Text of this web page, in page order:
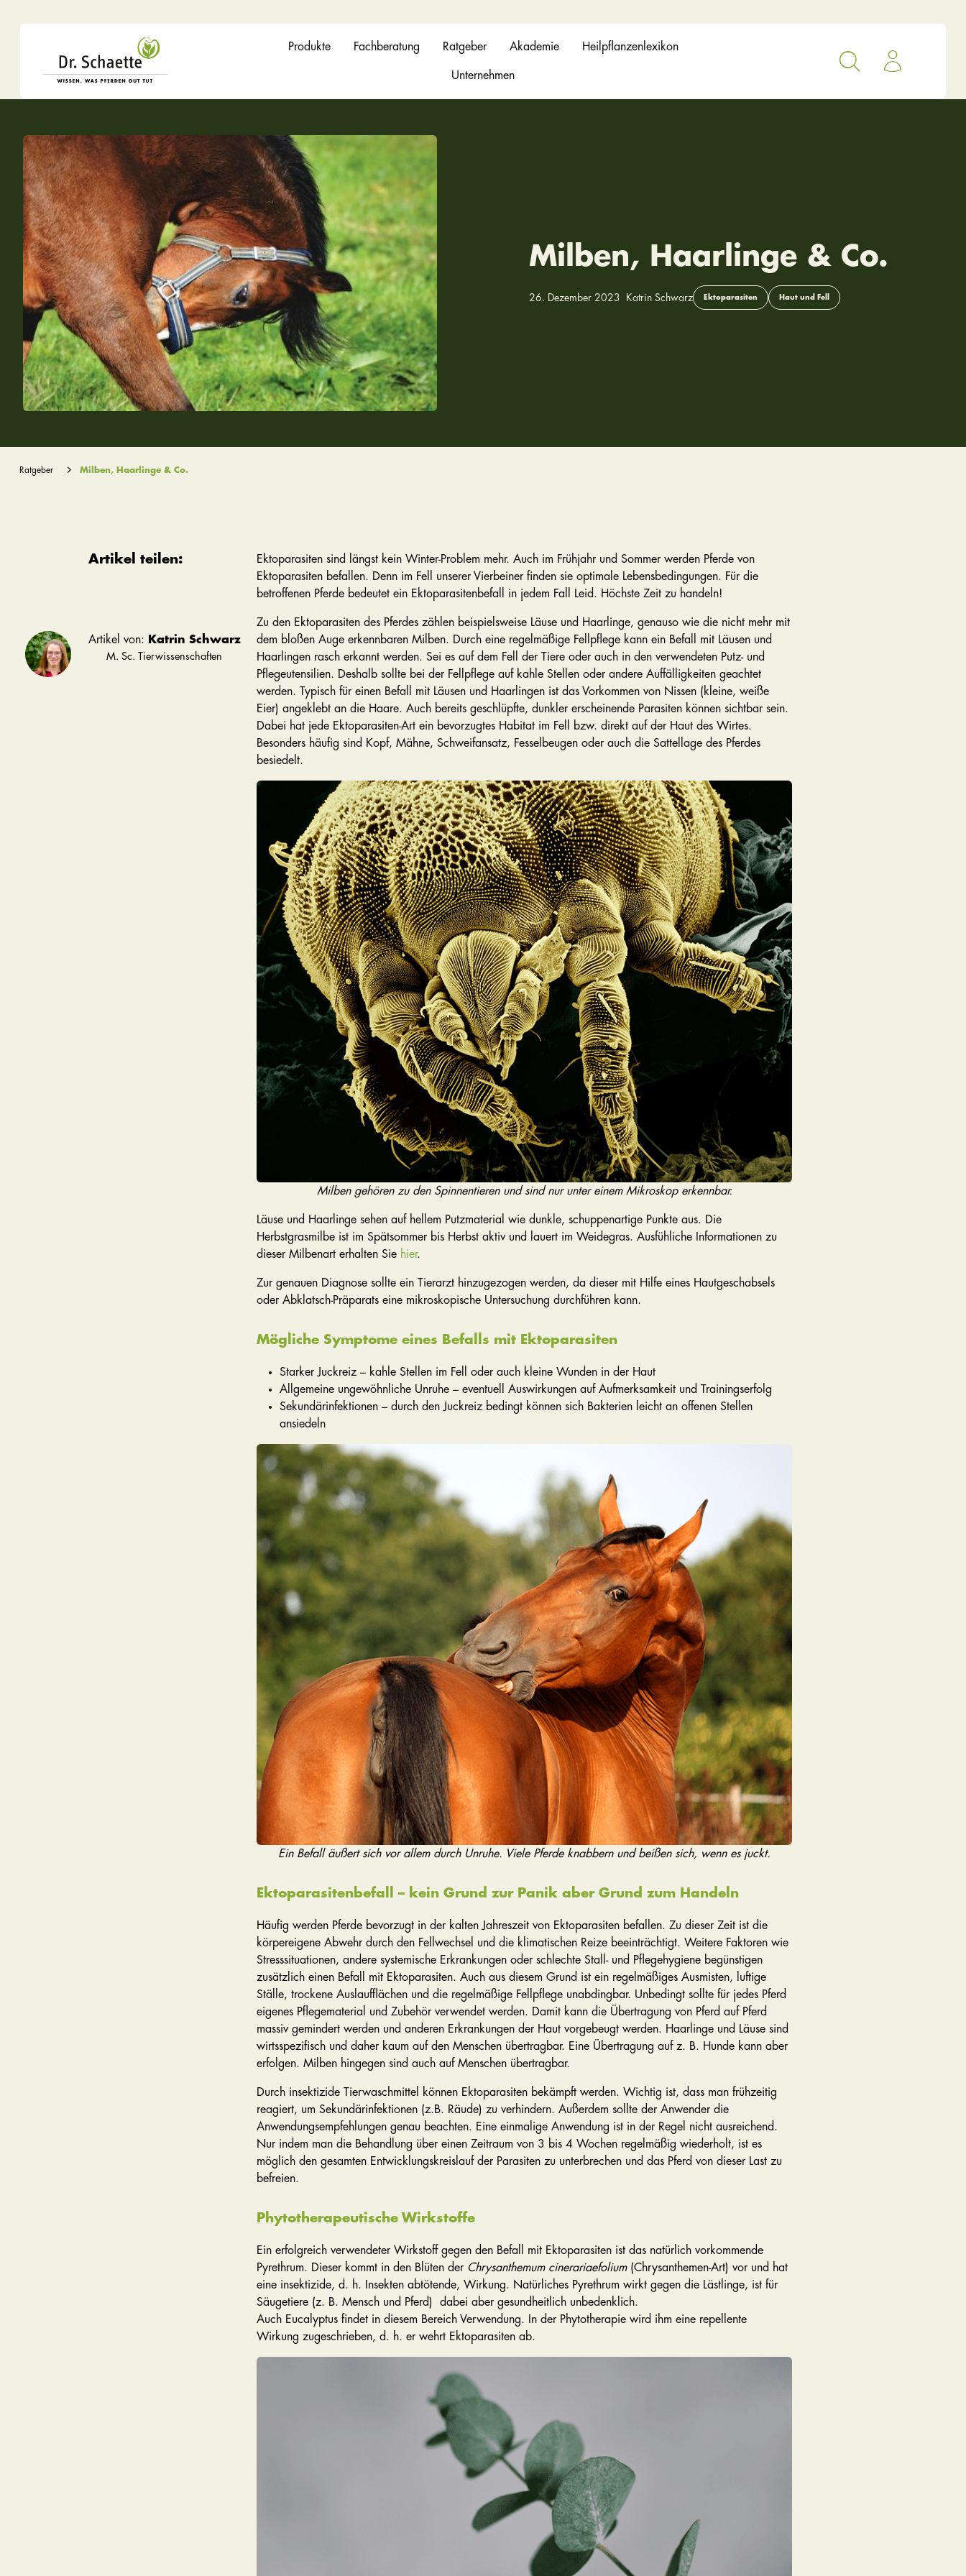
Produkte Fachberatung Ratgeber Akademie Heilpflanzenlexikon
Unternehmen
Milben, Haarlinge & Co.
26. Dezember 2023 Katrin Schwarz Ektoparasiten Haut und Fell
Ratgeber Milben, Haarlinge & Co.
Artikel teilen:
Artikel von: Katrin Schwarz
M. Sc. Tierwissenschaften
Ektoparasiten sind längst kein Winter-Problem mehr. Auch im Frühjahr und Sommer werden Pferde von
Ektoparasiten befallen. Denn im Fell unserer Vierbeiner finden sie optimale Lebensbedingungen. Für die
betroffenen Pferde bedeutet ein Ektoparasitenbefall in jedem Fall Leid. Höchste Zeit zu handeln!
Zu den Ektoparasiten des Pferdes zählen beispielsweise Läuse und Haarlinge, genauso wie die nicht mehr mit
dem bloßen Auge erkennbaren Milben. Durch eine regelmäßige Fellpflege kann ein Befall mit Läusen und
Haarlingen rasch erkannt werden. Sei es auf dem Fell der Tiere oder auch in den verwendeten Putz- und
Pflegeutensilien. Deshalb sollte bei der Fellpflege auf kahle Stellen oder andere Auffälligkeiten geachtet
werden. Typisch für einen Befall mit Läusen und Haarlingen ist das Vorkommen von Nissen (kleine, weiße
Eier) angeklebt an die Haare. Auch bereits geschlüpfte, dunkler erscheinende Parasiten können sichtbar sein.
Dabei hat jede Ektoparasiten-Art ein bevorzugtes Habitat im Fell bzw. direkt auf der Haut des Wirtes.
Besonders häufig sind Kopf, Mähne, Schweifansatz, Fesselbeugen oder auch die Sattellage des Pferdes
besiedelt.
Milben gehören zu den Spinnentieren und sind nur unter einem Mikroskop erkennbar.
Läuse und Haarlinge sehen auf hellem Putzmaterial wie dunkle, schuppenartige Punkte aus. Die
Herbstgrasmilbe ist im Spätsommer bis Herbst aktiv und lauert im Weidegras. Ausfühliche Informationen zu
dieser Milbenart erhalten Sie hier.
Zur genauen Diagnose sollte ein Tierarzt hinzugezogen werden, da dieser mit Hilfe eines Hautgeschabsels
oder Abklatsch-Präparats eine mikroskopische Untersuchung durchführen kann.
Mögliche Symptome eines Befalls mit Ektoparasiten
Starker Juckreiz – kahle Stellen im Fell oder auch kleine Wunden in der Haut
Allgemeine ungewöhnliche Unruhe – eventuell Auswirkungen auf Aufmerksamkeit und Trainingserfolg
Sekundärinfektionen – durch den Juckreiz bedingt können sich Bakterien leicht an offenen Stellen
ansiedeln
Ein Befall äußert sich vor allem durch Unruhe. Viele Pferde knabbern und beißen sich, wenn es juckt.
Ektoparasitenbefall – kein Grund zur Panik aber Grund zum Handeln
Häufig werden Pferde bevorzugt in der kalten Jahreszeit von Ektoparasiten befallen. Zu dieser Zeit ist die
körpereigene Abwehr durch den Fellwechsel und die klimatischen Reize beeinträchtigt. Weitere Faktoren wie
Stresssituationen, andere systemische Erkrankungen oder schlechte Stall- und Pflegehygiene begünstigen
zusätzlich einen Befall mit Ektoparasiten. Auch aus diesem Grund ist ein regelmäßiges Ausmisten, luftige
Ställe, trockene Auslaufflächen und die regelmäßige Fellpflege unabdingbar. Unbedingt sollte für jedes Pferd
eigenes Pflegematerial und Zubehör verwendet werden. Damit kann die Übertragung von Pferd auf Pferd
massiv gemindert werden und anderen Erkrankungen der Haut vorgebeugt werden. Haarlinge und Läuse sind
wirtsspezifisch und daher kaum auf den Menschen übertragbar. Eine Übertragung auf z. B. Hunde kann aber
erfolgen. Milben hingegen sind auch auf Menschen übertragbar.
Durch insektizide Tierwaschmittel können Ektoparasiten bekämpft werden. Wichtig ist, dass man frühzeitig
reagiert, um Sekundärinfektionen (z.B. Räude) zu verhindern. Außerdem sollte der Anwender die
Anwendungsempfehlungen genau beachten. Eine einmalige Anwendung ist in der Regel nicht ausreichend.
Nur indem man die Behandlung über einen Zeitraum von 3 bis 4 Wochen regelmäßig wiederholt, ist es
möglich den gesamten Entwicklungskreislauf der Parasiten zu unterbrechen und das Pferd von dieser Last zu
befreien.
Phytotherapeutische Wirkstoffe
Ein erfolgreich verwendeter Wirkstoff gegen den Befall mit Ektoparasiten ist das natürlich vorkommende
Pyrethrum. Dieser kommt in den Blüten der Chrysanthemum cinerariaefolium(Chrysanthemen-Art) vor und hat
eine insektizide, d. h. Insekten abtötende, Wirkung. Natürliches Pyrethrum wirkt gegen die Lästlinge, ist für
Säugetiere (z. B. Mensch und Pferd) dabei aber gesundheitlich unbedenklich.
Auch Eucalyptus findet in diesem Bereich Verwendung. In der Phytotherapie wird ihm eine repellente
Wirkung zugeschrieben, d. h. er wehrt Ektoparasiten ab.